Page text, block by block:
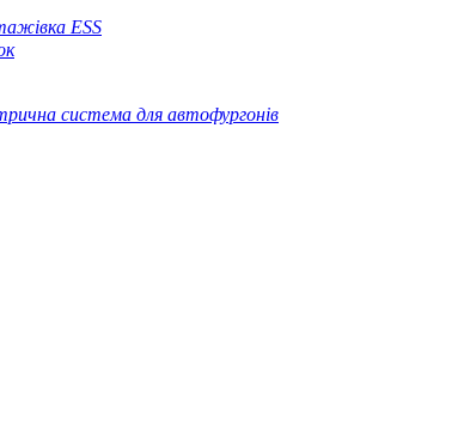
ESS
система для автофургонів